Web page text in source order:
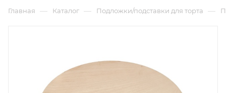
Главная — Каталог — Подложки/подставки для торта —